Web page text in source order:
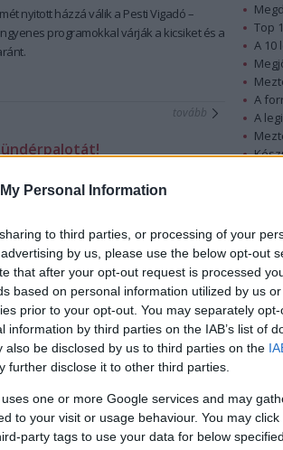
Personal Information
to third parties, or processing of your
by us, please use the below opt-out
that after your opt-out request is processed
based on personal information utilized by us
prior to your opt-out. You may separately
by third parties on the IAB’s list of
be disclosed by us to third parties on the
further disclose it to other third parties.
one or more Google services and may
to your visit or usage behaviour. You may
party tags to use your data for below
nyitott házzá válik a Pesti Vigadó –
programokkal várják a kicsiket és a
tovább
az egyéni érdeklődők és csoportok
képzett vezetők segítségével
épületet.
tovább
a Vigadóban
Kultúrpart
estét pároddal a magyar romantikus
Top
A 10
A
A